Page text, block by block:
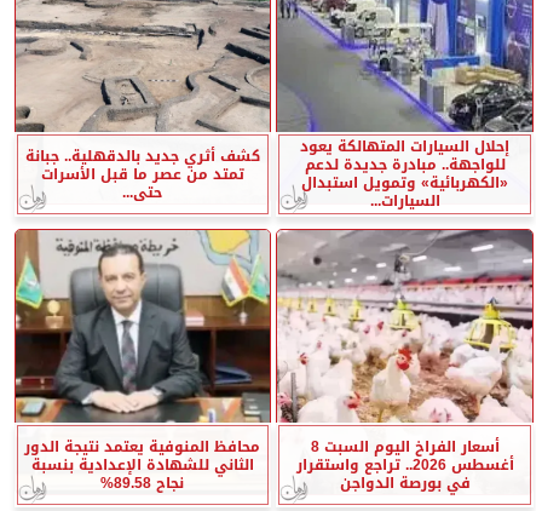
إحلال السيارات المتهالكة يعود
للواجهة.. مبادرة جديدة لدعم
«الكهربائية» وتمويل استبدال
السيارات...
كشف أثري جديد بالدقهلية.. جبانة
تمتد من عصر ما قبل الأسرات
حتى...
أسعار الفراخ اليوم السبت 8
أغسطس 2026.. تراجع واستقرار
في بورصة الدواجن
محافظ المنوفية يعتمد نتيجة الدور
الثاني للشهادة الإعدادية بنسبة
نجاح 89.58%